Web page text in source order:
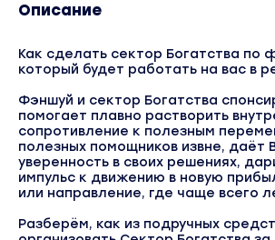
Описание
Как сделать сектор Богатства по
который будет работать на вас в
Фэншуй и сектор Богатства
помогает плавно растворить
сопротивление к полезным
полезных помощников извне, даёт
уверенность в своих решениях,
импульс к движению в новую
или направление, где чаще всего
Разберём, как из подручных